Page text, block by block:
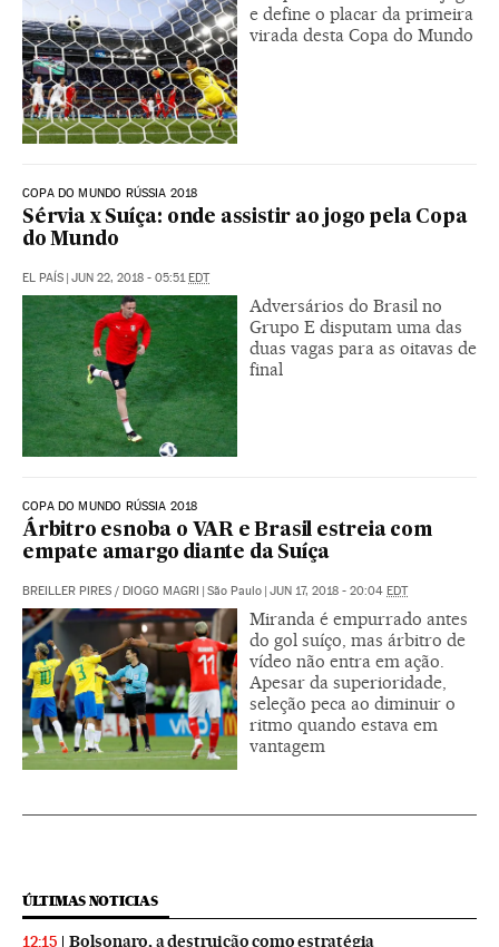
e define o placar da primeira
virada desta Copa do Mundo
COPA DO MUNDO RÚSSIA 2018
Sérvia x Suíça: onde assistir ao jogo pela Copa
do Mundo
EL PAÍS JUN 22, 2018 - 05:51 EDT
Adversários do Brasil no
Grupo E disputam uma das
duas vagas para as oitavas de
final
COPA DO MUNDO RÚSSIA 2018
Árbitro esnoba o VAR e Brasil estreia com
empate amargo diante da Suíça
BREILLER PIRES / DIOGO MAGRI | São Paulo | JUN 17, 2018 - 20:04 EDT
Miranda é empurrado antes
do gol suíço, mas árbitro de
vídeo não entra em ação.
Apesar da superioridade,
seleção peca ao diminuir o
ritmo quando estava em
vantagem
ÚLTIMAS NOTICIAS
12:15 Bolsonaro, a destruição como estratégia